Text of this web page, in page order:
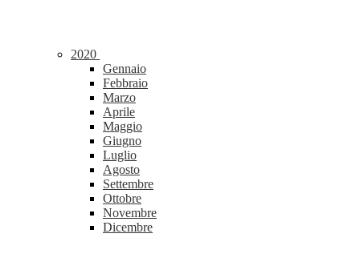
2020
Gennaio
Febbraio
Marzo
Aprile
Maggio
Giugno
Luglio
Agosto
Settembre
Ottobre
Novembre
Dicembre